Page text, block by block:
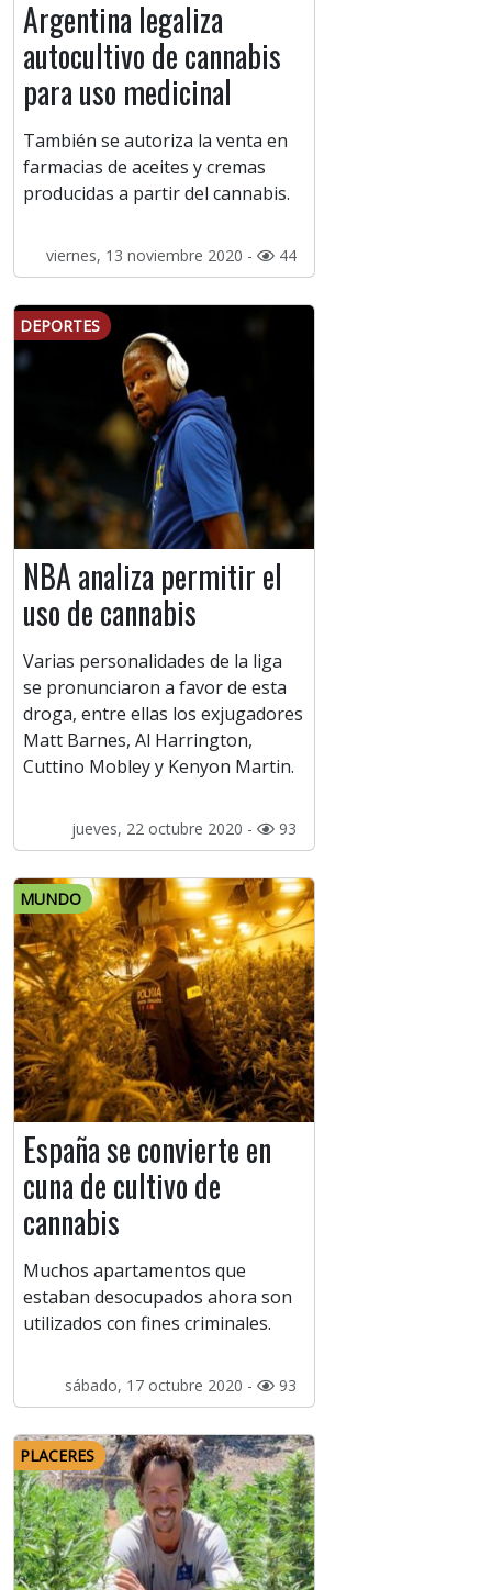
Argentina legaliza
autocultivo de cannabis
para uso medicinal
También se autoriza la venta en
farmacias de aceites y cremas
producidas a partir del cannabis.
viernes, 13 noviembre 2020 - 44
DEPORTES
NBA analiza permitir el
uso de cannabis
Varias personalidades de la liga
se pronunciaron a favor de esta
droga, entre ellas los exjugadores
Matt Barnes, Al Harrington,
Cuttino Mobley y Kenyon Martin.
jueves, 22 octubre 2020 - 93
MUNDO
España se convierte en
cuna de cultivo de
cannabis
Muchos apartamentos que
estaban desocupados ahora son
utilizados con fines criminales.
sábado, 17 octubre 2020 - 93
PLACERES